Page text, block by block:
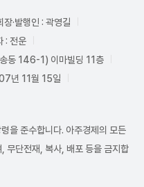
장·발행인 : 곽영길
: 전운
동 146-1) 이마빌딩 11층
년 11월 15일
을 준수합니다. 아주경제의 모든
무단전재, 복사, 배포 등을 금지합